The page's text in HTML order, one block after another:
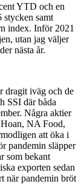
YTD och en
stycken samt
index. Inför 2021
utan jag väljer
nästa år.
dragit iväg och de
SSI där båda
Några aktier
NA Food,
att öka i
pandemin släpper
som bekant
exporten sedan
när pandemin bröt